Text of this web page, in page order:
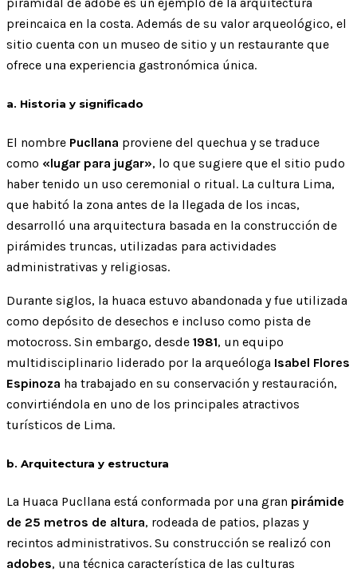
preincaica en la costa. Además de su valor arqueológico, el
sitio cuenta con un museo de sitio y un restaurante que
ofrece una experiencia gastronómica única.
a. Historia y significado
El nombre Pucllana proviene del quechua y se traduce
como «lugar para jugar», lo que sugiere que el sitio pudo
haber tenido un uso ceremonial o ritual. La cultura Lima,
que habitó la zona antes de la llegada de los incas,
desarrolló una arquitectura basada en la construcción de
pirámides truncas, utilizadas para actividades
administrativas y religiosas.
Durante siglos, la huaca estuvo abandonada y fue utilizada
como depósito de desechos e incluso como pista de
motocross. Sin embargo, desde 1981, un equipo
multidisciplinario liderado por la arqueóloga Isabel Flores
Espinoza ha trabajado en su conservación y restauración,
convirtiéndola en uno de los principales atractivos
turísticos de Lima.
b. Arquitectura y estructura
La Huaca Pucllana está conformada por una gran pirámide
de 25 metros de altura, rodeada de patios, plazas y
recintos administrativos. Su construcción se realizó con
adobes, una técnica característica de las culturas